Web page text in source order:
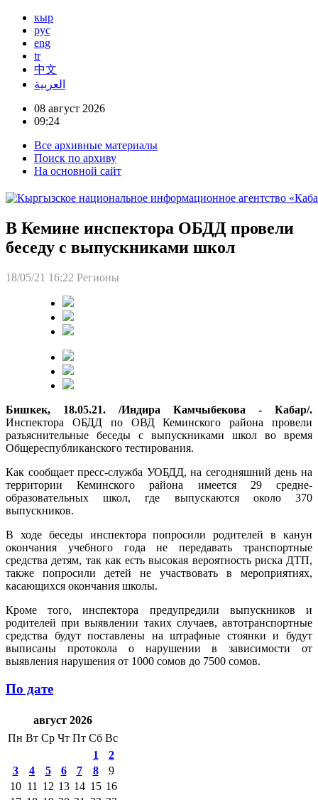
кыр
рус
eng
tr
中文
العربية
08 август 2026
09:24
Все архивные материалы
Поиск по архиву
На основной сайт
В Кемине инспектора ОБДД провели
беседу с выпускниками школ
18/05/21 16:22 Регионы
Бишкек, 18.05.21. /Индира Камчыбекова - Кабар/.
Инспектора ОБДД по ОВД Кеминского района провели
разъяснительные беседы с выпускниками школ во время
Общереспубликанского тестирования.
Как сообщает пресс-служба УОБДД, на сегодняшний день на
территории Кеминского района имеется 29 средне-
образовательных школ, где выпускаются около 370
выпускников.
В ходе беседы инспектора попросили родителей в канун
окончания учебного года не передавать транспортные
средства детям, так как есть высокая вероятность риска ДТП,
также попросили детей не участвовать в мероприятиях,
касающихся окончания школы.
Кроме того, инспектора предупредили выпускников и
родителей при выявлении таких случаев, автотранспортные
средства будут поставлены на штрафные стоянки и будут
выписаны протокола о нарушении в зависимости от
выявления нарушения от 1000 сомов до 7500 сомов.
По дате
август 2026
Пн Вт Ср Чт Пт Сб Вс
1
2
3
4 5 6 7 8
9
10 11 12 13 14 15 16